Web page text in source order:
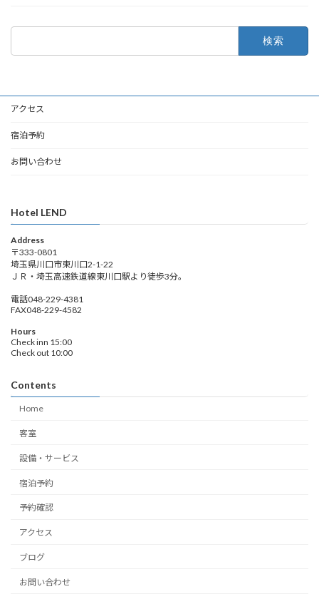
アクセス
宿泊予約
お問い合わせ
Hotel LEND
Address
〒333-0801
埼玉県川口市東川口2-1-22
ＪＲ・埼玉高速鉄道線東川口駅より徒歩3分。
電話048-229-4381
FAX048-229-4582
Hours
Check inn 15:00
Check out 10:00
Contents
Home
客室
設備・サービス
宿泊予約
予約確認
アクセス
ブログ
お問い合わせ